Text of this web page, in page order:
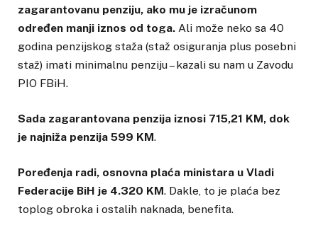
zagarantovanu penziju, ako mu je izračunom
određen manji iznos od toga. Ali može neko sa 40
godina penzijskog staža (staž osiguranja plus posebni
staž) imati minimalnu penziju – kazali su nam u Zavodu
PIO FBiH.
Sada zagarantovana penzija iznosi 715,21 KM, dok
je najniža penzija 599 KM.
Poređenja radi, osnovna plaća ministara u Vladi
Federacije BiH je 4.320 KM. Dakle, to je plaća bez
toplog obroka i ostalih naknada, benefita.